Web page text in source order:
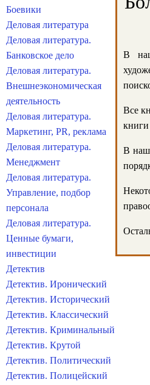
В
Все
книги
В
Боевики
Деловая литература
Деловая литература.
Банковское дело
Деловая литература.
Внешнеэкономическая
деятельность
Деловая литература.
Маркетинг, PR, реклама
Деловая литература.
Менеджмент
Деловая литература.
Управление, подбор
персонала
Деловая литература.
Ценные бумаги,
инвестиции
Детектив
Детектив. Иронический
Детектив. Исторический
Детектив. Классический
Детектив. Криминальный
Детектив. Крутой
Детектив. Политический
Детектив. Полицейский